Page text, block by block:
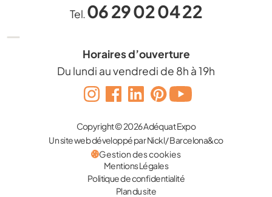
Tel.06 29 02 04 22
Horaires d’ouverture
Du lundi au vendredi de 8h à 19h
Copyright © 2026 Adéquat Expo
Un site web développé par Nickl / Barcelona&co
Gestion des cookies
Mentions Légales
Politique de confidentialité
Plan du site